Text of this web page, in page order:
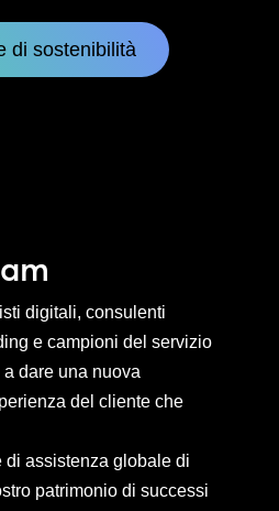
di sostenibilità
digitali, consulenti
e campioni del servizio
dare una nuova
del cliente che
di assistenza globale di
patrimonio di successi